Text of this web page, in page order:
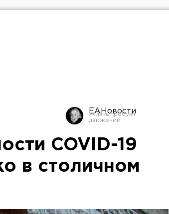
ЕАНовости
COVID-19
в столичном